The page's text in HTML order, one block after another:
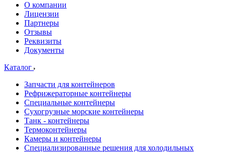
О компании
Лицензии
Партнеры
Отзывы
Реквизиты
Документы
Каталог
Запчасти для контейнеров
Рефрижераторные контейнеры
Специальные контейнеры
Сухогрузные морские контейнеры
Танк - контейнеры
Термоконтейнеры
Камеры и контейнеры
Специализированные решения для холодильных